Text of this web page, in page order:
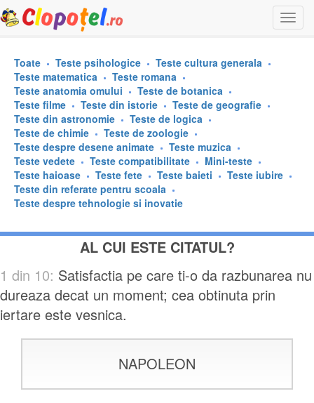
Toate Teste psihologice
Teste cultura generala
Teste matematica
Teste romana
Teste anatomia omului
Teste de botanica
Teste filme
Teste din istorie
Teste de geografie
Teste din astronomie
Teste de logica
Teste de chimie
Teste de zoologie
Teste despre desene animate
Teste muzica
Teste vedete
Teste compatibilitate
Mini-teste
Teste haioase
Teste fete Teste baieti
Teste iubire
Teste din referate pentru scoala
Teste despre tehnologie si inovatie
AL CUI ESTE CITATUL?
1 din 10: Satisfactia pe care ti-o da razbunarea nu
dureaza decat un moment; cea obtinuta prin
iertare este vesnica.
NAPOLEON